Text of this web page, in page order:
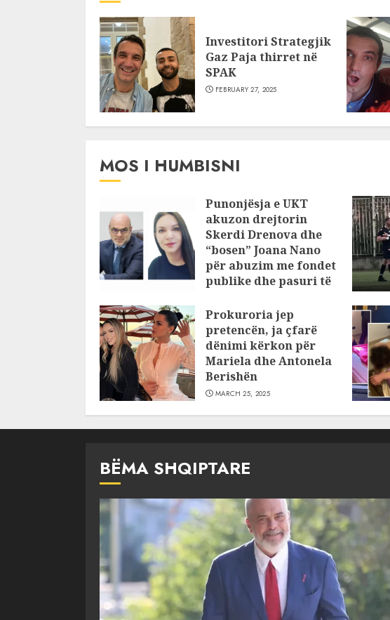
Investitori Strategjik
Gaz Paja thirret në
SPAK
FEBRUARY 27, 2025
MOS I HUMBISNI
Punonjësja e UKT
akuzon drejtorin
Skerdi Drenova dhe
“bosen” Joana Nano
për abuzim me fondet
publike dhe pasuri të
JULY 24, 2025
Prokuroria jep
pretencën, ja çfarë
dënimi kërkon për
Mariela dhe Antonela
Berishën
MARCH 25, 2025
BËMA SHQIPTARE